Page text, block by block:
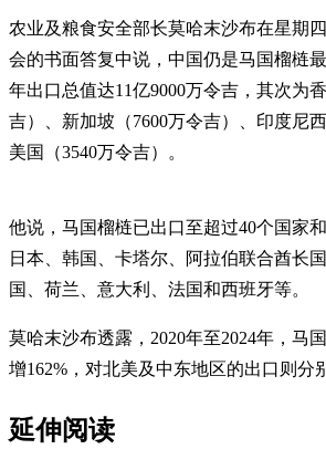
农业及粮食安全部长莫哈末沙布在星期
会的书面答复中说，中国仍是马国榴梿
年出口总值达11亿9000万令吉，其次为
吉）、新加坡（7600万令吉）、印度尼
美国（3540万令吉）。
他说，马国榴梿已出口至超过40个国家
日本、韩国、卡塔尔、阿拉伯联合酋长
国、荷兰、意大利、法国和西班牙等。
莫哈末沙布透露，2020年至2024年，马
增162%，对北美及中东地区的出口则分
延伸阅读